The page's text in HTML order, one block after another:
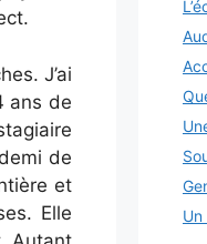
J’ai
ans de
de
et
Elle